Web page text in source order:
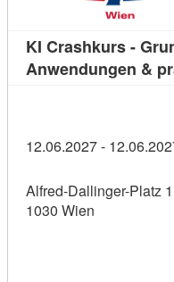
KI Crashkurs -
Anwendungen &
12.06.2027 -
Alfred-Dallinger-Platz 1
1030 Wien